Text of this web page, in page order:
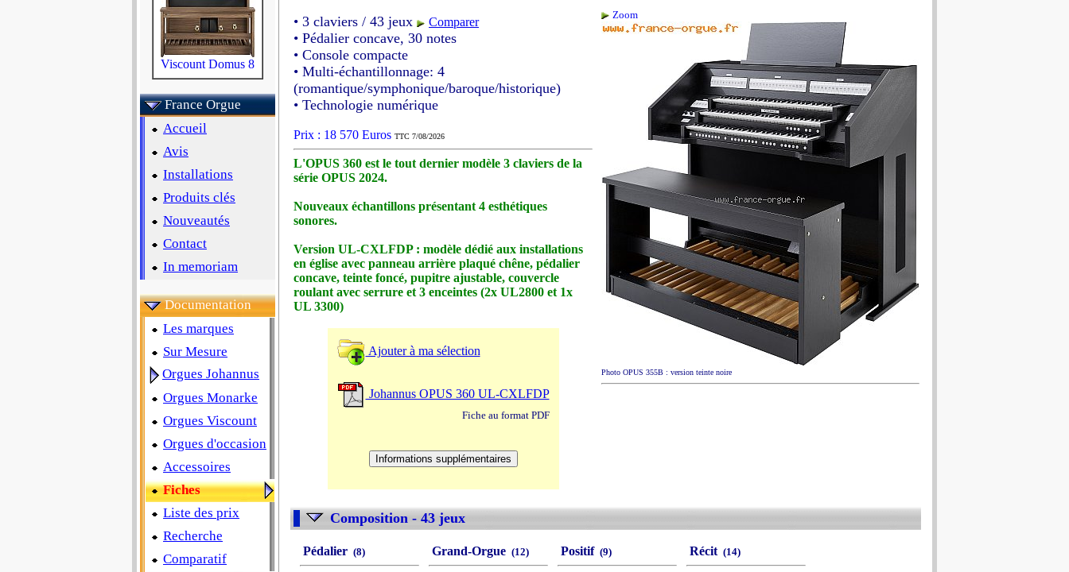
Viscount Domus 8
France Orgue
Accueil
Avis
Installations
Produits clés
Nouveautés
Contact
In memoriam
Documentation
Les marques
Sur Mesure
Orgues Johannus
Orgues Monarke
Orgues Viscount
Orgues d'occasion
Accessoires
Fiches
Liste des prix
Recherche
Comparatif
• 3 claviers / 43 jeux Comparer
• Pédalier concave, 30 notes
• Console compacte
• Multi-échantillonnage: 4
(romantique/symphonique/baroque/historique)
• Technologie numérique
Prix : 18 570 Euros TTC 7/08/2026
L'OPUS 360 est le tout dernier modèle 3 claviers de la
série OPUS 2024.
Nouveaux échantillons présentant 4 esthétiques
sonores.
Version UL-CXLFDP : modèle dédié aux installations
en église avec panneau arrière plaqué chêne, pédalier
concave, teinte foncé, pupitre ajustable, couvercle
roulant avec serrure et 3 enceintes (2x UL2800 et 1x
UL 3300)
Ajouter à ma sélection
Johannus OPUS 360 UL-CXLFDP
Fiche au format PDF
Zoom
Photo OPUS 355B : version teinte noire
Composition - 43 jeux
Pédalier (8) Grand-Orgue (12) Positif (9) Récit (14)